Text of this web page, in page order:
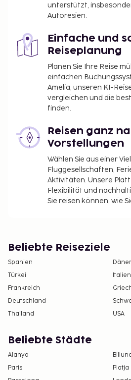
unterstützt,
Autoresien.
Einfache und
Reiseplanung
Planen Sie Ihre Reise
einfachen
Amelia, unseren KI-
vergleichen und die
finden.
Reisen ganz
Vorstellungen
Wählen Sie aus einer
Fluggesellschaften,
Aktivitäten. Unsere
Flexibilität und
Sie reisen können, wie
Beliebte Reiseziele
Spanien
Türkei
Italien
Frankreich
Deutschland
Thailand
USA
Beliebte Städte
Alanya
Paris
Platja